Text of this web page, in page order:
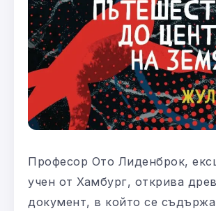
Професор Ото Лиденброк,
учен от Хамбург, открива
документ, в който се